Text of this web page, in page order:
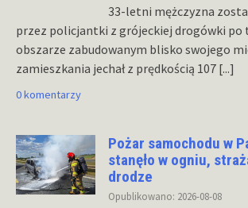
33-letni mężczyzna
przez policjantki z grójeckiej drogówki po
obszarze zabudowanym blisko swojego
zamieszkania jechał z prędkością 107 [...]
0 komentarzy
Pożar samochodu w
stanęło w ogniu,
drodze
Opublikowano: 2026-08-08